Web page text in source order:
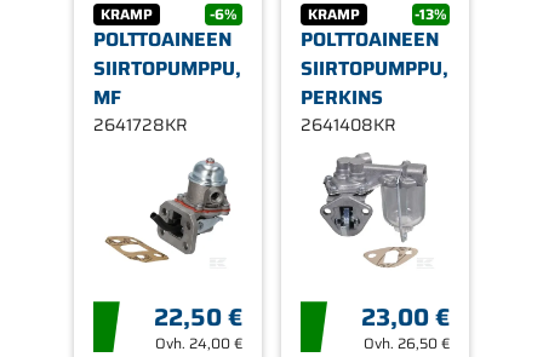
KRAMP -6%
POLTTOAINEEN
SIIRTOPUMPPU,
MF
2641728KR
22,50 €
Ovh. 24,00 €
KRAMP -13%
POLTTOAINEEN
SIIRTOPUMPPU,
PERKINS
2641408KR
23,00 €
Ovh.26,50 €